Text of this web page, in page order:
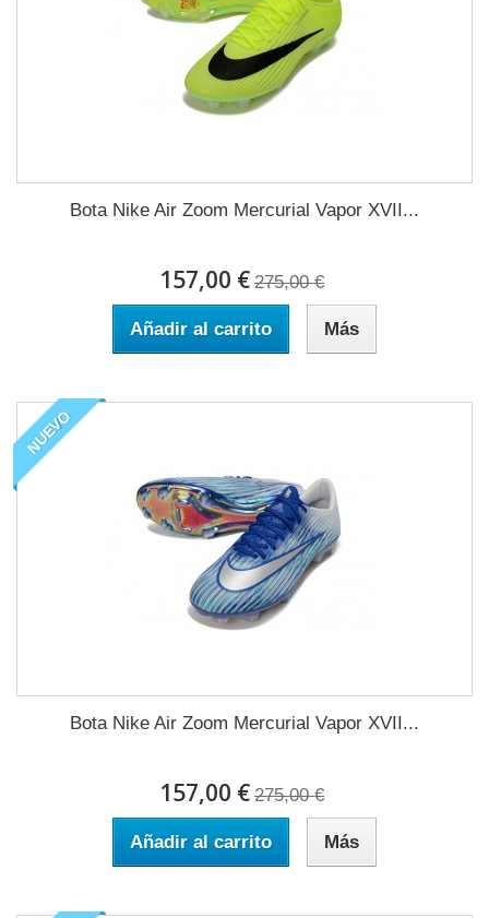
Bota Nike Air Zoom Mercurial Vapor XVII...
157,00 € 275,00 €
Añadir al carrito Más
NUEVO
Bota Nike Air Zoom Mercurial Vapor XVII...
157,00 € 275,00 €
Añadir al carrito Más